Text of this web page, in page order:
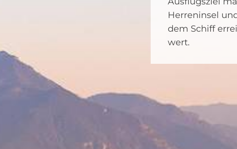
Herreninsel
dem Schiff
wert.